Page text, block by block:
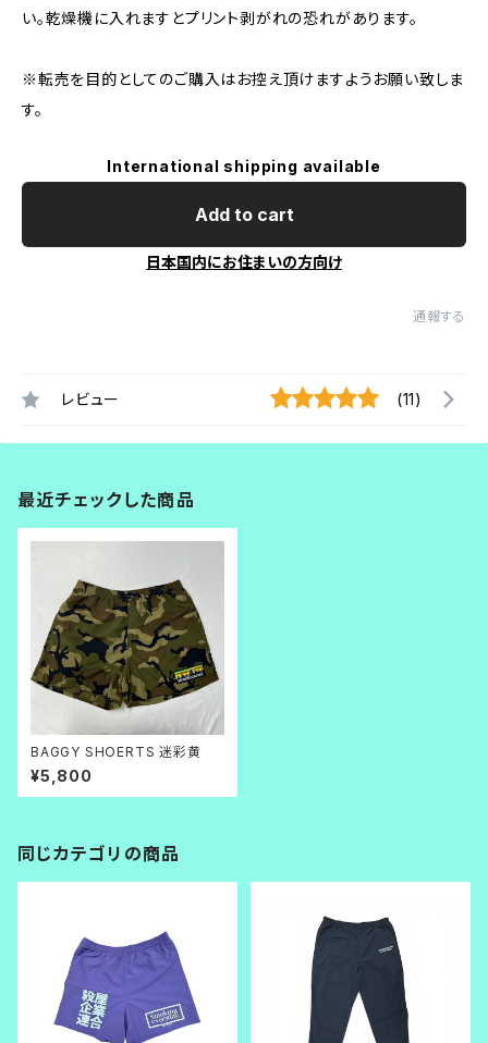
い。乾燥機に入れますとプリント剥がれの恐れがあります。
※転売を目的としてのご購入はお控え頂けますようお願い致しま
す。
International shipping available
Add to cart
日本国内にお住まいの方向け
通報する
レビュー (11)
最近チェックした商品
BAGGY SHOERTS 迷彩黄
¥5,800
同じカテゴリの商品